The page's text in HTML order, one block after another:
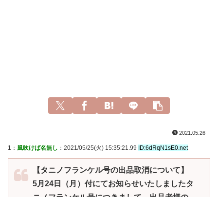
2021.05.26
1： 風吹けば名無し ：2021/05/25(火) 15:35:21.99 ID:6dRqN1sE0.net
【タニノフランケル号の出品取消について】
5月24日（月）付にてお知らせいたしましたタ